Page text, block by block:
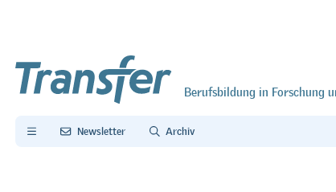
Berufsbildung in Forschung
Newsletter Archiv